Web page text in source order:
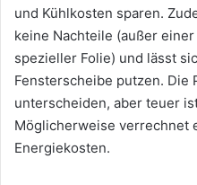
und Kühlkosten sparen.
keine Nachteile (außer
spezieller Folie) und lässt
Fensterscheibe putzen. Die
unterscheiden, aber teuer
Möglicherweise verrechnet
Energiekosten.